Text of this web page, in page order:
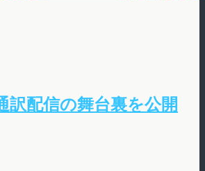
訳配信の舞台裏を公開